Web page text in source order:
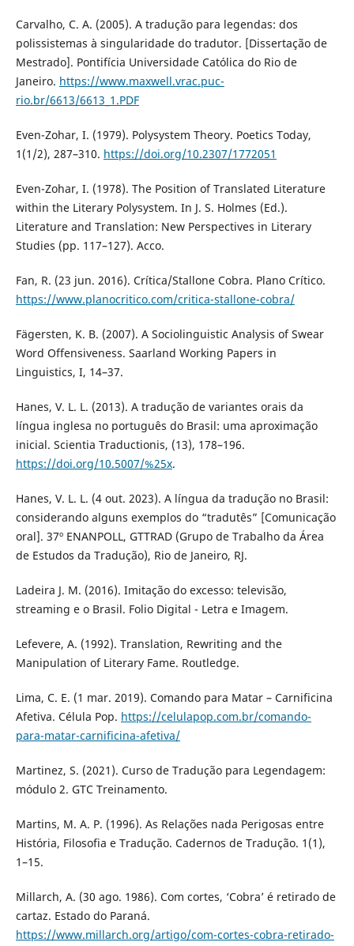
Carvalho, C. A. (2005). A tradução para legendas: dos
polissistemas à singularidade do tradutor. [Dissertação de
Mestrado]. Pontifícia Universidade Católica do Rio de
Janeiro. https://www.maxwell.vrac.puc-
rio.br/6613/6613_1.PDF
Even-Zohar, I. (1979). Polysystem Theory. Poetics Today,
1(1/2), 287–310. https://doi.org/10.2307/1772051
Even-Zohar, I. (1978). The Position of Translated Literature
within the Literary Polysystem. In J. S. Holmes (Ed.).
Literature and Translation: New Perspectives in Literary
Studies (pp. 117–127). Acco.
Fan, R. (23 jun. 2016). Crítica/Stallone Cobra. Plano Crítico.
https://www.planocritico.com/critica-stallone-cobra/
Fägersten, K. B. (2007). A Sociolinguistic Analysis of Swear
Word Offensiveness. Saarland Working Papers in
Linguistics, I, 14–37.
Hanes, V. L. L. (2013). A tradução de variantes orais da
língua inglesa no português do Brasil: uma aproximação
inicial. Scientia Traductionis, (13), 178–196.
https://doi.org/10.5007/%25x.
Hanes, V. L. L. (4 out. 2023). A língua da tradução no Brasil:
considerando alguns exemplos do “tradutês” [Comunicação
oral]. 37º ENANPOLL, GTTRAD (Grupo de Trabalho da Área
de Estudos da Tradução), Rio de Janeiro, RJ.
Ladeira J. M. (2016). Imitação do excesso: televisão,
streaming e o Brasil. Folio Digital - Letra e Imagem.
Lefevere, A. (1992). Translation, Rewriting and the
Manipulation of Literary Fame. Routledge.
Lima, C. E. (1 mar. 2019). Comando para Matar – Carnificina
Afetiva. Célula Pop. https://celulapop.com.br/comando-
para-matar-carnificina-afetiva/
Martinez, S. (2021). Curso de Tradução para Legendagem:
módulo 2. GTC Treinamento.
Martins, M. A. P. (1996). As Relações nada Perigosas entre
História, Filosofia e Tradução. Cadernos de Tradução. 1(1),
1–15.
Millarch, A. (30 ago. 1986). Com cortes, ‘Cobra’ é retirado de
cartaz. Estado do Paraná.
https://www.millarch.org/artigo/com-cortes-cobra-retirado-